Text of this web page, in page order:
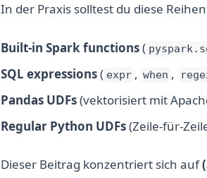
In der Praxis solltest du diese
Built-in Spark functions(
SQL expressions( expr , when ,
Pandas UDFs(vektorisiert mit
Regular Python UDFs(Zeile-für-
Dieser Beitrag konzentriert sich auf